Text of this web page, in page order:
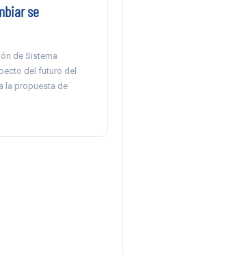
se
de Sistema
del futuro del
la propuesta de